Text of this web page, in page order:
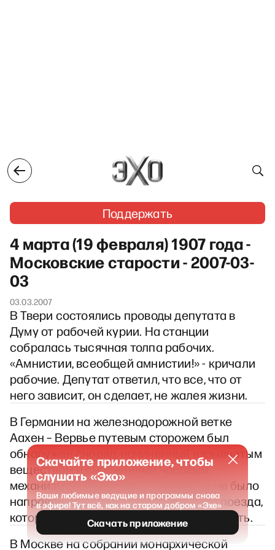
Поддержать
4 марта (19 февраля) 1907 года -
Московские старости - 2007-03-
03
03.03.2007
В Твери состоялись проводы депутата в
Думу от рабочей курии. На станции
собралась тысячная толпа рабочих.
«Амнистии, всеобщей амнистии!» - кричали
рабочие. Депутат ответил, что все, что от
него зависит, он сделает, не жалея жизни.
В Германии на железнодорожной ветке
Аахен – Вервье путевым сторожем был
обнаружен снаряд, начиненный взрывчатым
веществом и снабженный часовым
механизмом. Полагают, что покушение было
направлено против международного поезда,
который вскоре должен был проследовать.
В Москве на собрании монархической
Скачайте приложение, чтобы
слушать «Эхо»
Ваши любимые ведущие и программы снова
в эфире! Тут всё, как на старом добром «Эхе»
Скачать приложение